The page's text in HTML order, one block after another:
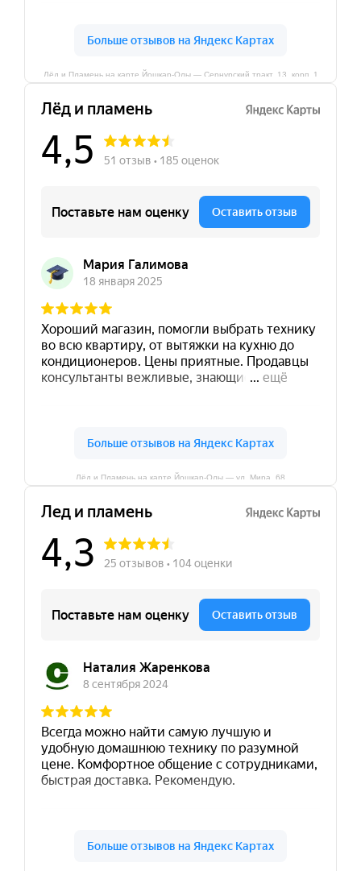
Лёд и Пламень на карте Йошкар‑Олы — Сернурский тракт, 13, корп. 1
Лёд и Пламень на карте Йошкар‑Олы — ул. Мира, 68